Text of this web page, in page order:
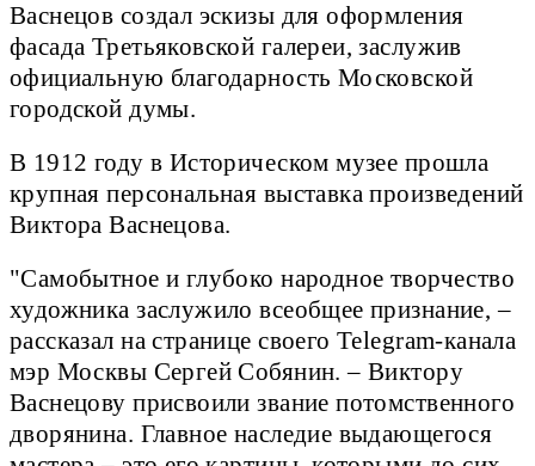
Васнецов создал эскизы для оформления
фасада Третьяковской галереи, заслужив
официальную благодарность Московской
городской думы.
В 1912 году в Историческом музее прошла
крупная персональная выставка произведений
Виктора Васнецова.
"Самобытное и глубоко народное творчество
художника заслужило всеобщее признание, –
рассказал на странице своего Telegram-канала
мэр Москвы Сергей Собянин. – Виктору
Васнецову присвоили звание потомственного
дворянина. Главное наследие выдающегося